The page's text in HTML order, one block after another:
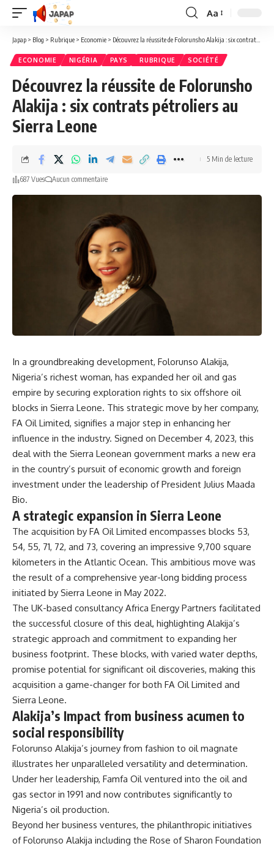
Redimensionner
la
Aa
Japap > Blog > Rubrique > Economie > Découvrez la réussite de Folorunsho Alakija : six contrats pétroliers au Sierra Leone
ECONOMIE NIGÉRIA PAYS RUBRIQUE SOCIÉTÉ
Découvrez la réussite de Folorunsho
Alakija : six contrats pétroliers au
Sierra Leone
687 Vues Aucun commentaire
5 Min de lecture
In a groundbreaking development, Folorunso Alakija,
Nigeria’s richest woman, has expanded her oil and gas
empire by securing exploration rights to six offshore oil
blocks in Sierra Leone. This strategic move by her company,
FA Oil Limited, signifies a major step in enhancing her
influence in the industry. Signed on December 4, 2023, this
deal with the Sierra Leonean government marks a new era
in the country’s pursuit of economic growth and foreign
investment under the leadership of President Julius Maada
Bio.
A strategic expansion in Sierra Leone
The acquisition by FA Oil Limited encompasses blocks 53,
54, 55, 71, 72, and 73, covering an impressive 9,700 square
kilometers in the Atlantic Ocean. This ambitious move was
the result of a comprehensive year-long bidding process
initiated by Sierra Leone in May 2022.
The UK-based consultancy Africa Energy Partners facilitated
the successful closure of this deal, highlighting Alakija’s
strategic approach and commitment to expanding her
business footprint. These blocks, with varied water depths,
promise potential for significant oil discoveries, making this
acquisition a game-changer for both FA Oil Limited and
Sierra Leone.
Alakija’s Impact from business acumen to
social responsibility
Folorunso Alakija’s journey from fashion to oil magnate
illustrates her unparalleled versatility and determination.
Under her leadership, Famfa Oil ventured into the oil and
gas sector in 1991 and now contributes significantly to
Nigeria’s oil production.
Beyond her business ventures, the philanthropic initiatives
of Folorunso Alakija including the Rose of Sharon Foundation